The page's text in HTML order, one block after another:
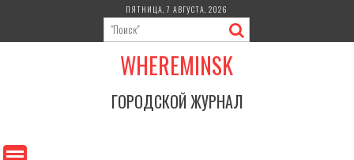
содержимому
ПЯТНИЦА, 7 АВГУСТА, 2026
WHEREMINSK
ГОРОДСКОЙ ЖУРНАЛ